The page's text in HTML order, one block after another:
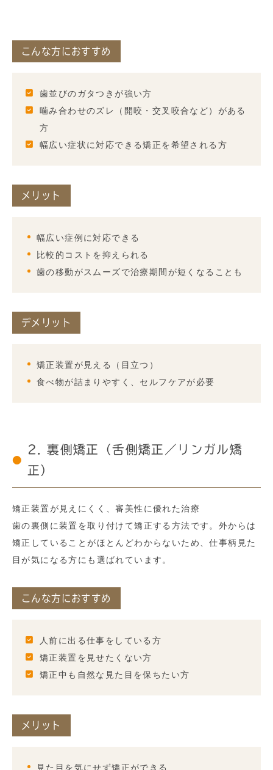
こんな方におすすめ
歯並びのガタつきが強い方
噛み合わせのズレ（開咬・交叉咬合など）がある
方
幅広い症状に対応できる矯正を希望される方
メリット
幅広い症例に対応できる
比較的コストを抑えられる
歯の移動がスムーズで治療期間が短くなることも
デメリット
矯正装置が見える（目立つ）
食べ物が詰まりやすく、セルフケアが必要
2. 裏側矯正（舌側矯正／リンガル矯
正）
矯正装置が見えにくく、審美性に優れた治療
歯の裏側に装置を取り付けて矯正する方法です。外からは
矯正していることがほとんどわからないため、仕事柄見た
目が気になる方にも選ばれています。
こんな方におすすめ
人前に出る仕事をしている方
矯正装置を見せたくない方
矯正中も自然な見た目を保ちたい方
メリット
見た目を気にせず矯正ができる